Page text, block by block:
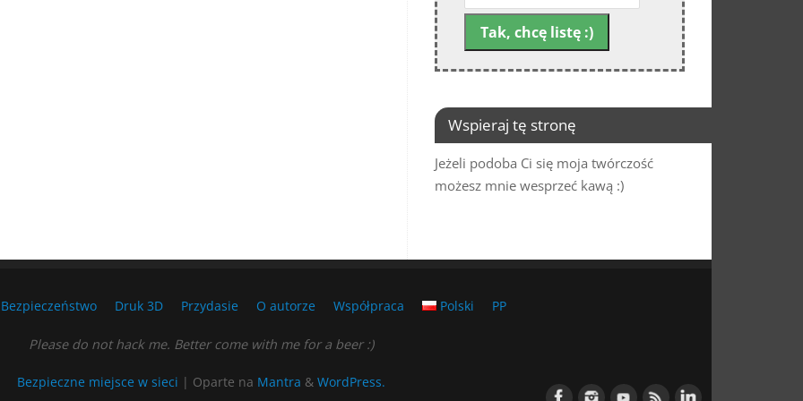
Wspieraj tę stronę
Jeżeli podoba Ci się moja twórczość
możesz mnie wesprzeć kawą :)
Bezpieczeństwo Druk 3D Przydasie O autorze Współpraca Polski PP
Please do not hack me. Better come with me for a beer :)
Bezpieczne miejsce w sieci | Oparte na Mantra & WordPress.